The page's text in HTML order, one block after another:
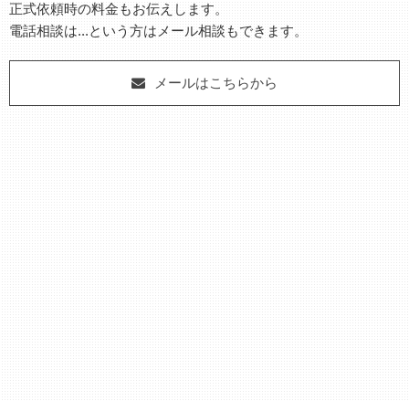
正式依頼時の料金もお伝えします。
電話相談は...という方はメール相談もできます。
メールはこちらから